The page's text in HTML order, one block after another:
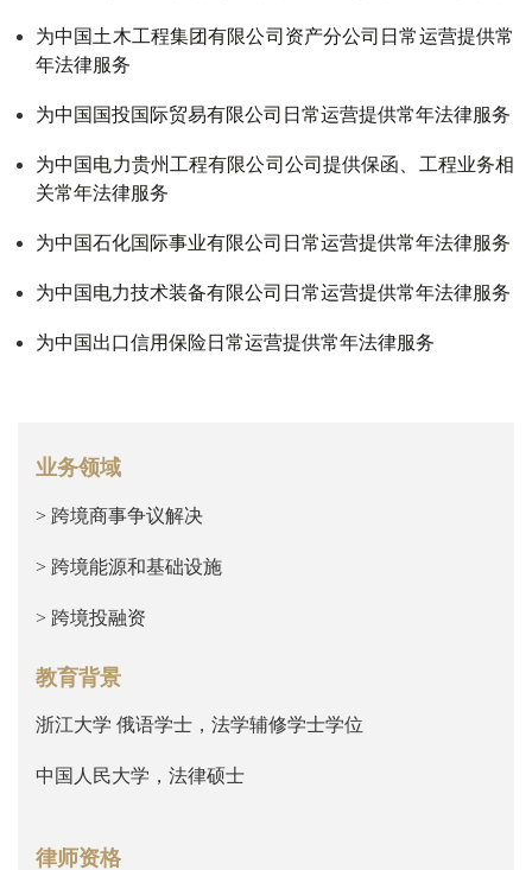
为中国土木工程集团有限公司资产分公司日常运营提供常
年法律服务
为中国国投国际贸易有限公司日常运营提供常年法律服务
为中国电力贵州工程有限公司公司提供保函、工程业务相
关常年法律服务
为中国石化国际事业有限公司日常运营提供常年法律服务
为中国电力技术装备有限公司日常运营提供常年法律服务
为中国出口信用保险日常运营提供常年法律服务
业务领域
> 跨境商事争议解决
> 跨境能源和基础设施
> 跨境投融资
教育背景
浙江大学 俄语学士，法学辅修学士学位
中国人民大学，法律硕士
律师资格